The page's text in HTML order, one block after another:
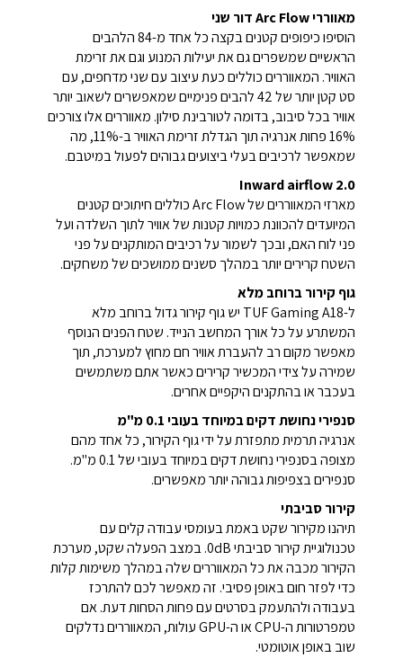
מאווררי Arc Flow דור שני
הוסיפו כיפופים קטנים בקצה כל אחד מ-84 הלהבים
הראשיים שמשפרים גם את יעילות המנוע וגם את זרימת
האוויר. המאווררים כוללים כעת עיצוב עם שני מדחפים, עם
סט קטן יותר של 42 להבים פנימיים שמאפשרים לשאוב יותר
אוויר בכל סיבוב, בדומה לטורבינת סילון. מאווררים אלו צורכים
16% פחות אנרגיה תוך הגדלת זרימת האוויר ב-11%, מה
שמאפשר לרכיבים בעלי ביצועים גבוהים לפעול במיטבם.
Inward airflow 2.0
מארזי המאווררים של Arc Flow כוללים חיתוכים קטנים
המיועדים להכוונת כמויות קטנות של אוויר לתוך השלדה ועל
פני לוח האם, ובכך לשמור על רכיבים המותקנים על פני
השטח קרירים יותר במהלך סשנים ממושכים של משחקים.
גוף קירור ברוחב מלא
ל-TUF Gaming A18 יש גוף קירור גדול ברוחב מלא
המשתרע על כל אורך המחשב הנייד. שטח הפנים הנוסף
מאפשר מקום רב להעברת אוויר חם מחוץ למערכת, תוך
שמירה על צידי המכשיר קרירים כאשר אתם משתמשים
בעכבר או בהתקנים היקפיים אחרים.
סנפירי נחושת דקים במיוחד בעובי 0.1 מ"מ
אנרגיה תרמית מתפזרת על ידי גוף הקירור, כל אחד מהם
מצופה בסנפירי נחושת דקים במיוחד בעובי של 0.1 מ"מ.
סנפירים בצפיפות גבוהה יותר מאפשרים.
קירור סביבתי
תיהנו מקירור שקט באמת בעומסי עבודה קלים עם
טכנולוגיית קירור סביבתי 0dB. במצב הפעלה שקט, מערכת
הקירור מכבה את כל המאווררים שלה במהלך משימות קלות
כדי לפזר חום באופן פסיבי. זה מאפשר לכם להתרכז
בעבודה ולהתעמק בסרטים עם פחות הסחות דעת. אם
טמפרטורות ה-CPU או ה-GPU עולות, המאווררים נדלקים
שוב באופן אוטומטי.